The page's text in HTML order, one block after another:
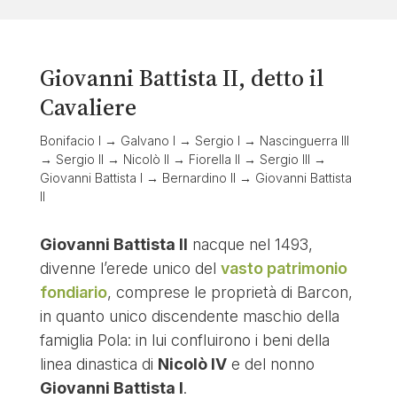
Giovanni Battista II, detto il
Cavaliere
Bonifacio I → Galvano I → Sergio I → Nascinguerra III
→ Sergio II → Nicolò II → Fiorella II → Sergio III →
Giovanni Battista I → Bernardino II → Giovanni Battista
Giovanni Battista II nacque nel 1493,
divenne l’erede unico del vasto patrimonio
fondiario, comprese le proprietà di Barcon,
in quanto unico discendente maschio della
famiglia Pola: in lui confluirono i beni della
linea dinastica di Nicolò IVe del nonno
Giovanni Battista I.